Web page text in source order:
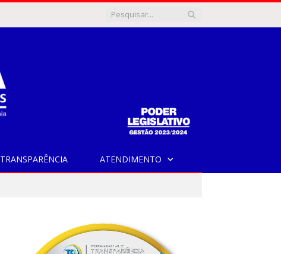
TRANSPARÊNCIA ATENDIMENTO